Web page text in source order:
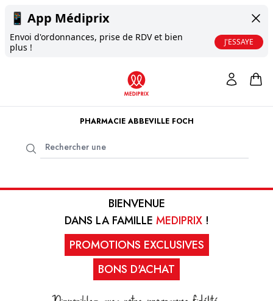
📱 App Médiprix
Envoi d'ordonnances, prise de RDV et bien
plus !
J'ESSAYE
PHARMACIE ABBEVILLE FOCH
BIENVENUE
DANS LA FAMILLE MEDIPRIX !
PROMOTIONS EXCLUSIVES
BONS D'ACHAT